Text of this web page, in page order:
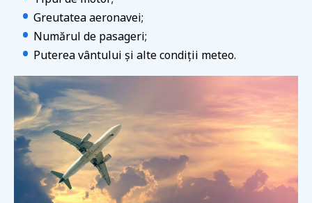
Greutatea aeronavei;
Numărul de pasageri;
Puterea vântului și alte condiții meteo.